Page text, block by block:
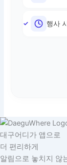
행사
대구어디가 앱으로
더 편리하게
알림으로 놓치지 않